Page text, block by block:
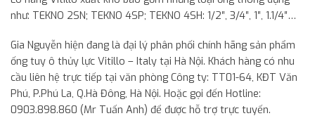
như: TEKNO 2SN; TEKNO 4SP; TEKNO 4SH: 1/2″, 3/4″, 1″, 1.1/4″…
Gia Nguyễn hiện đang là đại lý phân phối chính hãng sản phẩm
ống tuy ô thủy lực Vitillo – Italy tại Hà Nội. Khách hàng có nhu
cầu liên hệ trực tiếp tại văn phòng Công ty: TT01-64, KĐT Văn
Phú, P.Phú La, Q.Hà Đông, Hà Nội. Hoặc gọi đến Hotline:
0903.898.860 (Mr Tuấn Anh) để được hỗ trợ trực tuyến.